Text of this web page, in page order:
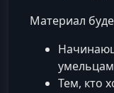
Материал
Тем, кто